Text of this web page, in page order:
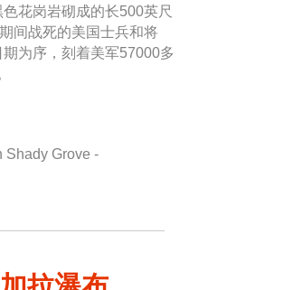
花岗岩砌成的长500英尺
间战死的美国士兵和将
为序，刻着美军57000多
Shady Grove -